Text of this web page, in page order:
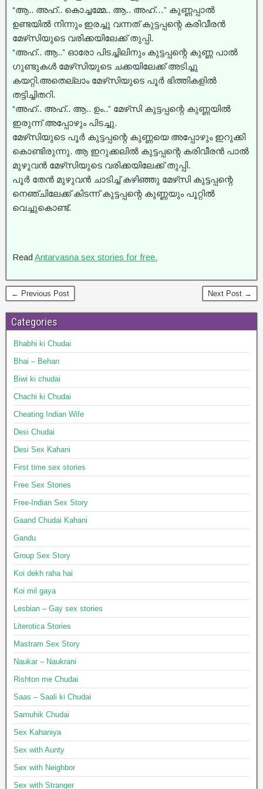
“ആ.. അഹ്.. കൊച്ചമ്മേ.. ആ.. അഹ്…” കുണ്ണപ്പാൽ
ഉണ്ടയിൽ നിന്നും ഇരച്ചു വന്നത് കുട്ടപ്പന്റെ കരിവീരൻ
മേഴ്‌സിയുടെ വരിക്കയിലേക്ക് തുപ്പി.
“അഹ്.. ആ..” ഓരോ പിടച്ചിലിനും കുട്ടപ്പന്റെ കുണ്ണ പാൽ
ഗുണ്ടുകൾ മേഴ്‌സിയുടെ ചക്കയിലേക്ക് അടിച്ചു
കയറ്റി.അതെല്ലാം മേഴ്‌സിയുടെ പൂർ ഭിത്തികളിൽ
തട്ടിച്ചിതറി.
“അഹ്.. അഹ്.. ആ.. ഉം..” മേഴ്‌സി കുട്ടപ്പന്റെ കുണ്ണയിൽ
ഇരുന്ന് അപ്പോഴും പിടച്ചു.
മേഴ്‌സിയുടെ പൂർ കുട്ടപ്പന്റെ കുണ്ണയെ അപ്പോഴും ഇറുക്കി
കൊണ്ടിരുന്നു. ആ ഇറുക്കലിൽ കുട്ടപ്പന്റെ കരിവീരൻ പാൽ
മുഴുവൻ മേഴ്‌സിയുടെ വരിക്കയിലേക്ക് തുപ്പി.
പൂർ തേൻ മുഴുവൻ ചാടിച്ച്‌ കഴിഞ്ഞു മേഴ്‌സി കുട്ടപ്പന്റെ
നെഞ്ചിലേക്ക് കിടന്ന് കുട്ടപ്പന്റെ കുണ്ണയും പൂറ്റിൽ
വെച്ചുകൊണ്ട്.
Read Antarvasna sex stories for free.
← Previous Post Next Post →
Categories
Bhabhi ki Chudai
Bhai – Behan
Biwi ki chudai
Chachi ki Chudai
Cheating Indian Wife
Desi Chudai
Desi Sex Kahani
First time sex stories
Free Sex Stories
Free-Indian Sex Story
Gaand Chudai Kahani
Gandu
Group Sex Story
Koi dekh raha hai
Koi mil gaya
Lesbian – Gay sex stories
Literotica Stories
Mastram Sex Story
Naukar – Naukrani
Rishton me Chudai
Saas – Saali ki Chudai
Samuhik Chudai
Sex Kahaniya
Sex with Aunty
Sex with Neighbor
Sex with Stranger